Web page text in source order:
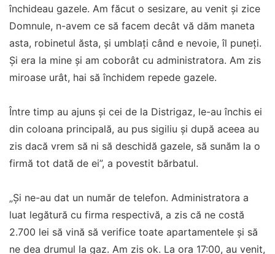
închideau gazele. Am făcut o sesizare, au venit și zice
Domnule, n-avem ce să facem decât vă dăm maneta
asta, robinetul ăsta, și umblați când e nevoie, îl puneți.
Și era la mine și am coborât cu administratora. Am zis
miroase urât, hai să închidem repede gazele.
Între timp au ajuns și cei de la Distrigaz, le-au închis ei
din coloana principală, au pus sigiliu și după aceea au
zis dacă vrem să ni să deschidă gazele, să sunăm la o
firmă tot dată de ei”, a povestit bărbatul.
„Și ne-au dat un număr de telefon. Administratora a
luat legătură cu firma respectivă, a zis că ne costă
2.700 lei să vină să verifice toate apartamentele și să
ne dea drumul la gaz. Am zis ok. La ora 17:00, au venit,